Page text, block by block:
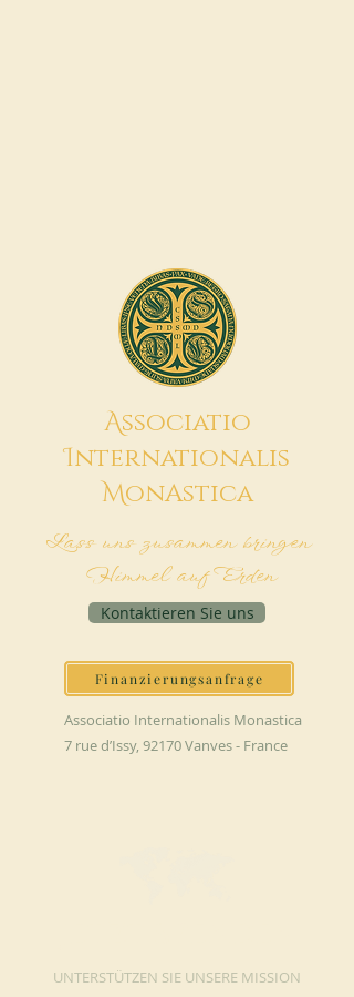
Associatio
Internationalis
MonAstica
Lass uns zusammen bringen
Himmel auf Erden
Kontaktieren Sie uns
Finanzierungsanfrage
Associatio Internationalis Monastica
7 rue d’Issy, 92170 Vanves - France
UNTERSTÜTZEN SIE UNSERE MISSION